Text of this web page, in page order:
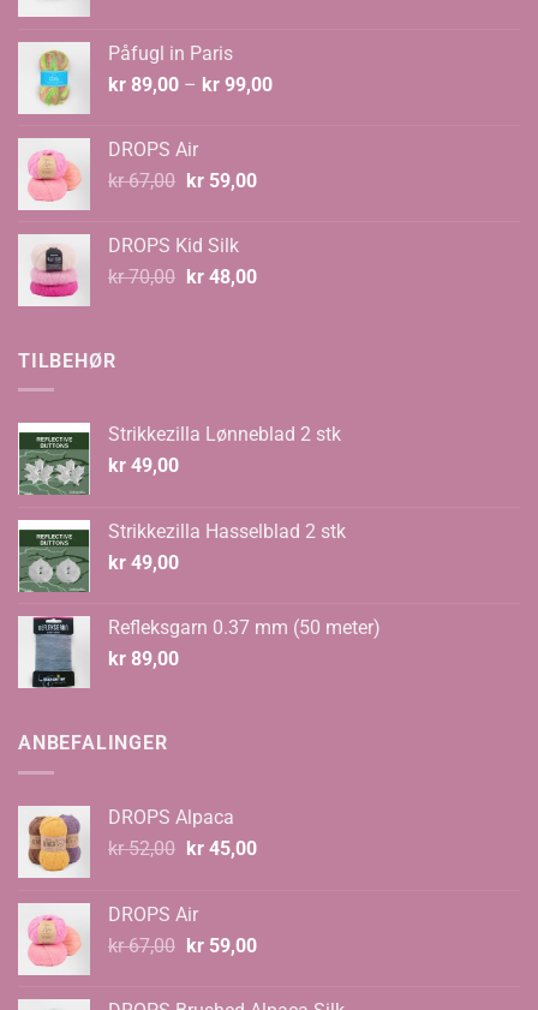
kr 129,00.
Påfugl in Paris
kr 89,00 – kr 99,00Prisområde:
DROPS Air
kr67,00 Opprinnelig
kr 67,00.
kr59,00Nåværende
DROPS Kid Silk
kr70,00 Opprinnelig
kr48,00Nåværende
TILBEHØR
Strikkezilla Lønneblad 2 stk
kr 49,00
Strikkezilla Hasselblad 2 stk
kr 49,00
Refleksgarn 0.37 mm (50 meter)
kr 89,00
ANBEFALINGER
DROPS Alpaca
kr52,00 Opprinnelig
kr 52,00.
kr45,00Nåværende
DROPS Air
kr67,00 Opprinnelig
kr59,00Nåværende